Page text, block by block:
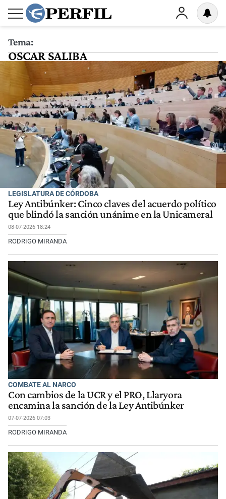
Tema:
OSCAR SALIBA
LEGISLATURA DE CÓRDOBA
Ley Antibúnker: Cinco claves del acuerdo político
que blindó la sanción unánime en la Unicameral
08-07-2026 18:24
RODRIGO MIRANDA
COMBATE AL NARCO
Con cambios de la UCR y el PRO, Llaryora
encamina la sanción de la Ley Antibúnker
07-07-2026 07:03
RODRIGO MIRANDA